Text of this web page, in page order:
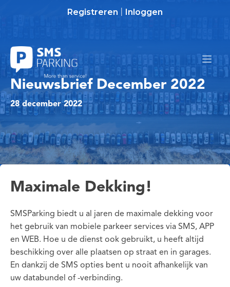
Registreren Inloggen
Nieuwsbrief December 2022
28 december 2022
Maximale Dekking!
SMSParking biedt u al jaren de maximale dekking voor
het gebruik van mobiele parkeer services via SMS, APP
en WEB. Hoe u de dienst ook gebruikt, u heeft altijd
beschikking over alle plaatsen op straat en in garages.
En dankzij de SMS opties bent u nooit afhankelijk van
uw databundel of -verbinding.